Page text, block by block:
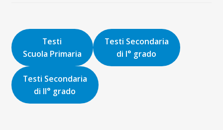
16,00€.15,20€.
Testi
Scuola Primaria
Testi Secondaria
di I° grado
Testi Secondaria
di II° grado